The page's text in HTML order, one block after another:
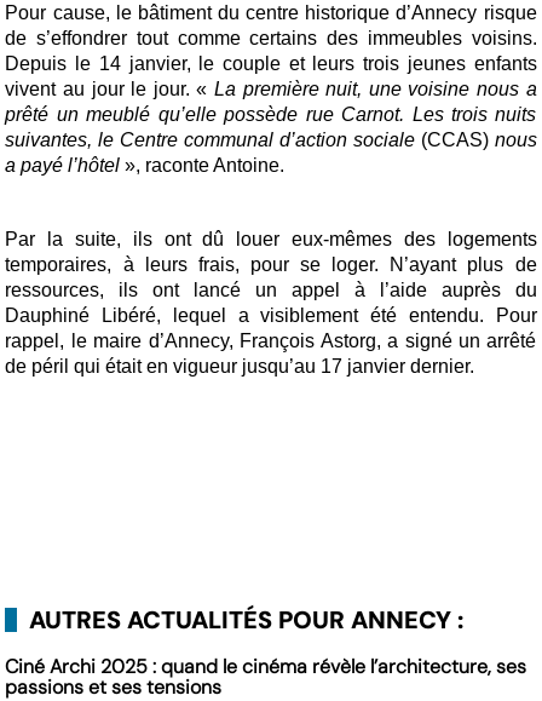
Pour cause, le bâtiment du centre historique d’Annecy risque
de s’effondrer tout comme certains des immeubles voisins.
Depuis le 14 janvier, le couple et leurs trois jeunes enfants
vivent au jour le jour. « La première nuit, une voisine nous a
prêté un meublé qu’elle possède rue Carnot. Les trois nuits
suivantes, le Centre communal d’action sociale(CCAS)nous
a payé l’hôtel », raconte Antoine.
Par la suite, ils ont dû louer eux-mêmes des logements
temporaires, à leurs frais, pour se loger. N’ayant plus de
ressources, ils ont lancé un appel à l’aide auprès du
Dauphiné Libéré, lequel a visiblement été entendu. Pour
rappel, le maire d’Annecy, François Astorg, a signé un arrêté
de péril qui était en vigueur jusqu’au 17 janvier dernier.
AUTRES ACTUALITÉS POUR ANNECY :
Ciné Archi 2025 : quand le cinéma révèle l’architecture, ses
passions et ses tensions